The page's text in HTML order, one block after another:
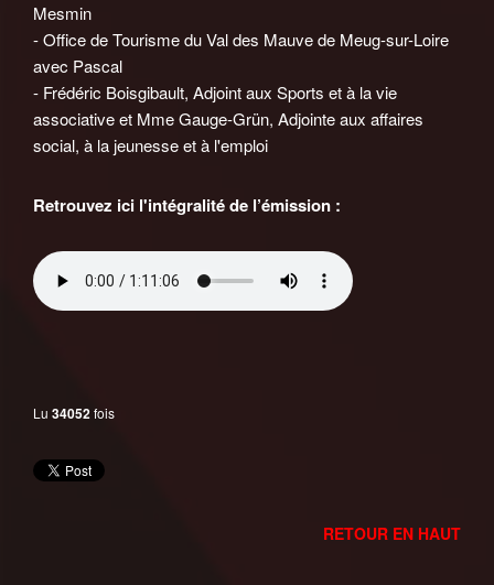
Mesmin
- Office de Tourisme du Val des Mauve de Meug-sur-Loire
avec Pascal
- Frédéric Boisgibault, Adjoint aux Sports et à la vie
associative et Mme Gauge-Grün, Adjointe aux affaires
social, à la jeunesse et à l'emploi
Retrouvez ici l'intégralité de l’émission :
Lu 34052fois
RETOUR EN HAUT